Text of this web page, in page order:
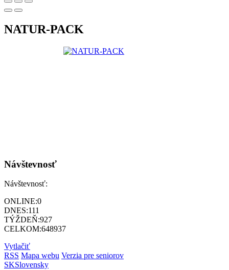
NATUR-PACK
Návštevnosť
Návštevnosť:
ONLINE:0
DNES:111
TÝŽDEŇ:927
CELKOM:648937
Vytlačiť
RSS Mapa webu Verzia pre seniorov
SKSlovensky